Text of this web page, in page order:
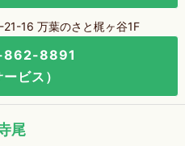
21-16 万葉のさと梶ヶ谷1F
862-8891
ービス）
尾